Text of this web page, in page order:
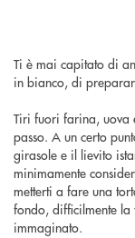
Ti è mai capitato di
in bianco, di
Tiri fuori farina, uova
passo. A un certo
girasole e il lievito
minimamente
metterti a fare una
fondo, difficilmente la
immaginato.